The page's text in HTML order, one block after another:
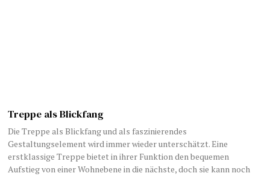
Treppe als Blickfang
Die Treppe als Blickfang und als faszinierendes
Gestaltungselement wird immer wieder unterschätzt. Eine
erstklassige Treppe bietet in ihrer Funktion den bequemen
Aufstieg von einer Wohnebene in die nächste, doch sie kann noch